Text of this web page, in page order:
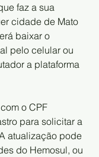
faz a sua
cidade de Mato
baixar o
pelo celular ou
a plataforma
o CPF
para solicitar a
atualização pode
do Hemosul, ou